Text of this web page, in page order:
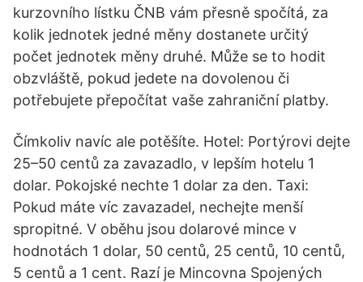
kurzovního lístku ČNB vám přesně spočítá, za
kolik jednotek jedné měny dostanete určitý
počet jednotek měny druhé. Může se to hodit
obzvláště, pokud jedete na dovolenou či
potřebujete přepočítat vaše zahraniční platby.
Čímkoliv navíc ale potěšíte. Hotel: Portýrovi dejte
25–50 centů za zavazadlo, v lepším hotelu 1
dolar. Pokojské nechte 1 dolar za den. Taxi:
Pokud máte víc zavazadel, nechejte menší
spropitné. V oběhu jsou dolarové mince v
hodnotách 1 dolar, 50 centů, 25 centů, 10 centů,
5 centů a 1 cent. Razí je Mincovna Spojených